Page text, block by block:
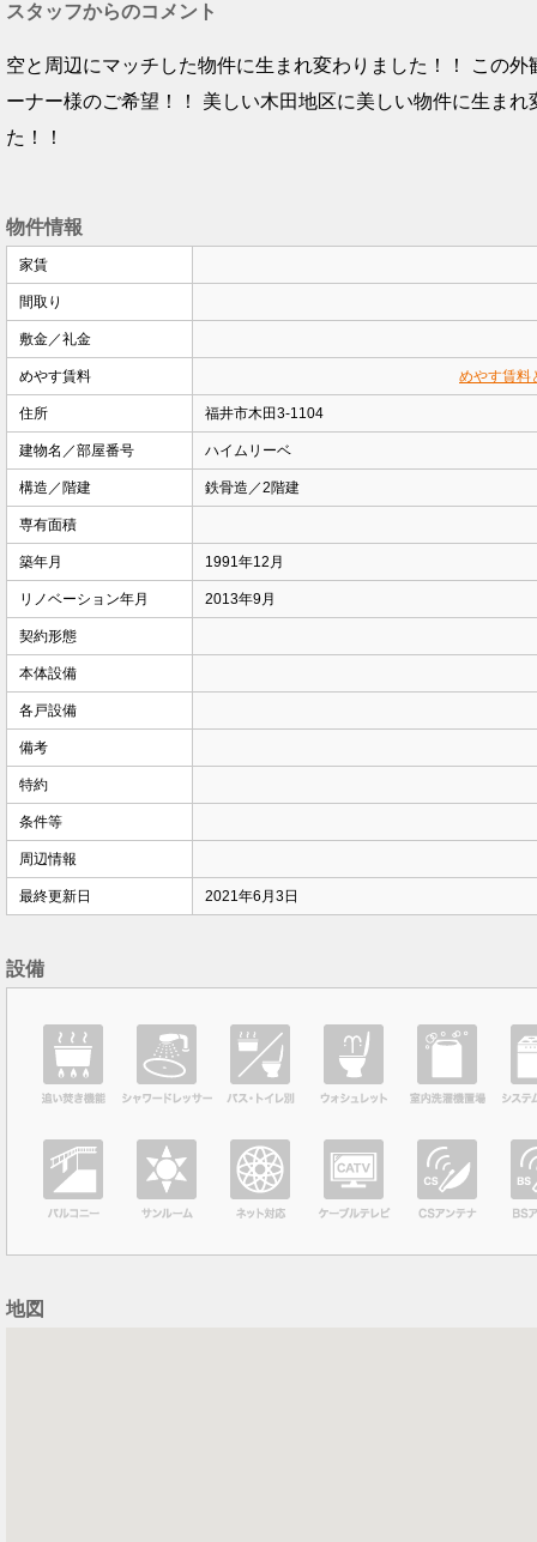
スタッフからのコメント
空と周辺にマッチした物件に生まれ変わりました！！ この外
ーナー様のご希望！！ 美しい木田地区に美しい物件に生まれ
た！！
物件情報
家賃
間取り
敷金／礼金
めやす賃料 めやす賃料
住所 福井市木田3-1104
建物名／部屋番号 ハイムリーベ
構造／階建 鉄骨造／2階建
専有面積
築年月 1991年12月
リノベーション年月 2013年9月
契約形態
本体設備
各戸設備
備考
特約
条件等
周辺情報
最終更新日 2021年6月3日
設備
地図